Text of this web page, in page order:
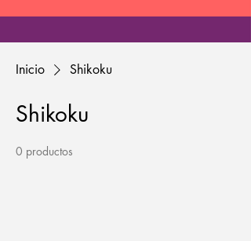
Inicio Shikoku
Shikoku
0 productos